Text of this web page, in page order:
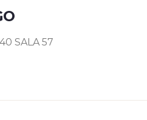
SALA 57